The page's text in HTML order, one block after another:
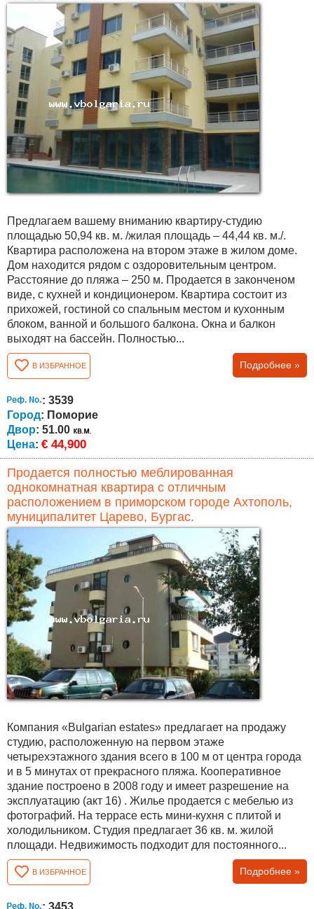
Предлагаем вашему вниманию квартиру-студию
площадью 50,94 кв. м. /жилая площадь – 44,44 кв. м./.
Квартира расположена на втором этаже в жилом доме.
Дом находится рядом с оздоровительным центром.
Расстояние до пляжа – 250 м. Продается в законченом
виде, с кухней и кондиционером. Квартира состоит из
прихожей, гостиной со спальным местом и кухонным
блоком, ванной и большого балкона. Окна и балкон
выходят на бассейн. Полностью...
В ИЗБРАННОЕ Подробнее »
: 3539
Город: Поморие
Двор: 51.00
Цена: € 44,900
Продается полностью меблированная
однокомнатная квартира с отличным
расположением в приморском городе Ахтополь,
муниципалитет Царево, Бургас.
Компания «Bulgarian estates» предлагает на продажу
студию, расположенную на первом этаже
четырехэтажного здания всего в 100 м от центра города
и в 5 минутах от прекрасного пляжа. Кооперативное
здание построено в 2008 году и имеет разрешение на
эксплуатацию (акт 16) . Жилье продается с мебелью из
фотографий. На террасе есть мини-кухня с плитой и
холодильником. Студия предлагает 36 кв. м. жилой
площади. Недвижимость подходит для постоянного...
В ИЗБРАННОЕ Подробнее »
: 3453